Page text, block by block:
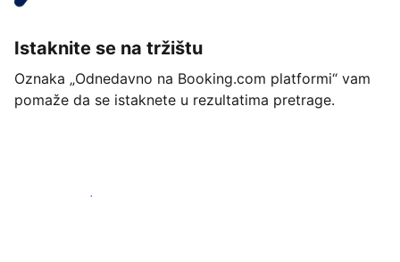
Istaknite se na tržištu
Oznaka „Odnedavno na Booking.com platformi“ vam
pomaže da se istaknete u rezultatima pretrage.
Počnite već danas